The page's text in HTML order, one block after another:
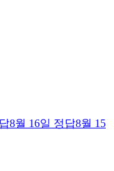
8월 16일 정답8월 15